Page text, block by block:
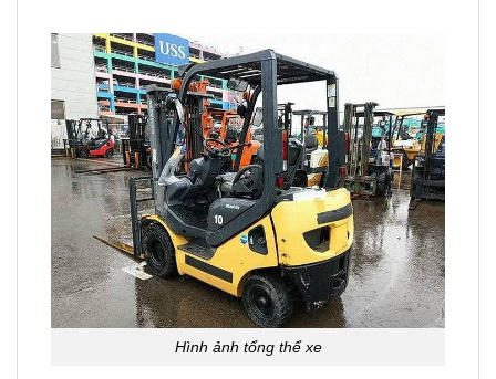
Hình ảnh tổng thể xe